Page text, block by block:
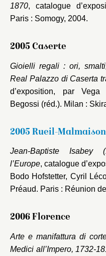
1870, catalogue
Paris : Somogy, 2004.
2005 Caserte
Gioielli regali : ori,
Real Palazzo di Caserta
d’exposition, par
Begossi (réd.). Milan :
2005 Rueil-
Jean-Baptiste Isabey
l’Europe, catalogue
Bodo Hofstetter, Cyril
Préaud. Paris : Réunion
2006 Florence
Arte e manifattura di
Medici all’Impero, 1732-